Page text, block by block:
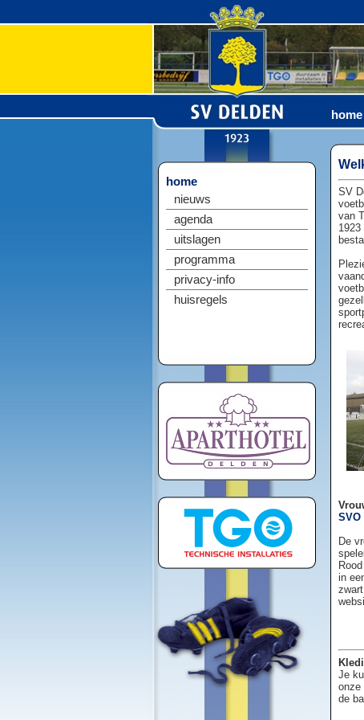
home
home
nieuws
agenda
uitslagen
programma
privacy-info
huisregels
SV
van
SVO
De
in
Je
onze
de